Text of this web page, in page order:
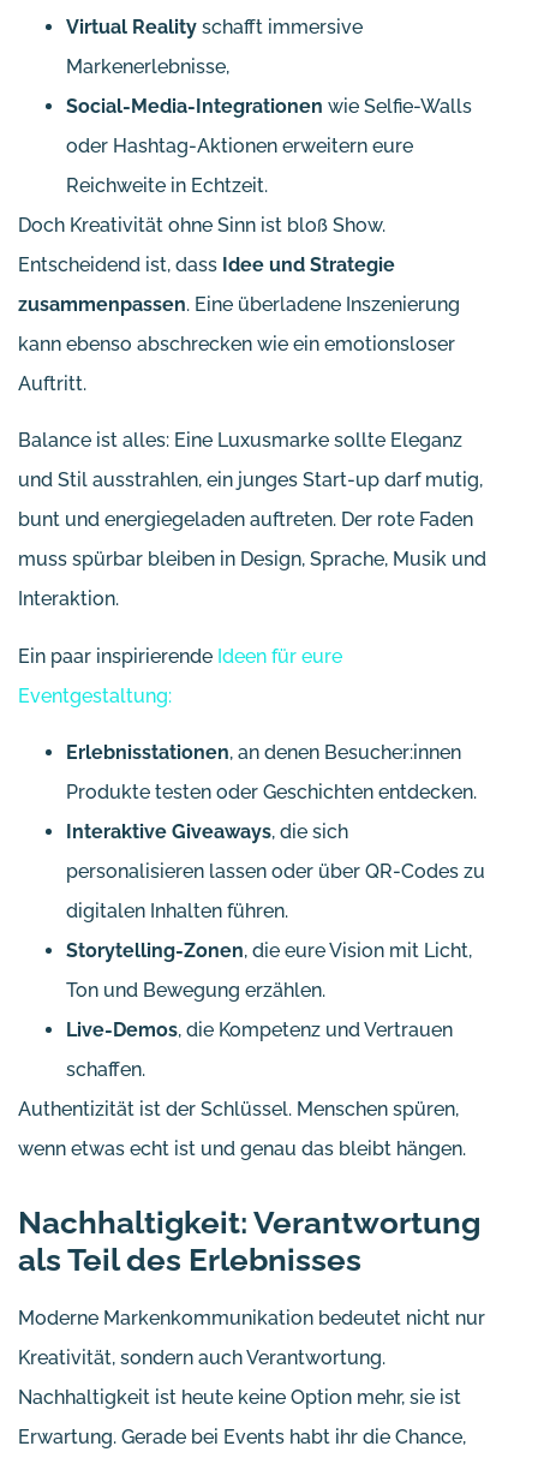
Virtual Reality schafft immersive
Markenerlebnisse,
Social-Media-Integrationen wie Selfie-Walls
oder Hashtag-Aktionen erweitern eure
Reichweite in Echtzeit.
Doch Kreativität ohne Sinn ist bloß Show.
Entscheidend ist, dass Idee und Strategie
zusammenpassen. Eine überladene Inszenierung
kann ebenso abschrecken wie ein emotionsloser
Auftritt.
Balance ist alles: Eine Luxusmarke sollte Eleganz
und Stil ausstrahlen, ein junges Start-up darf mutig,
bunt und energiegeladen auftreten. Der rote Faden
muss spürbar bleiben in Design, Sprache, Musik und
Interaktion.
Ein paar inspirierende Ideen für eure
Eventgestaltung:
Erlebnisstationen, an denen Besucher:innen
Produkte testen oder Geschichten entdecken.
Interaktive Giveaways, die sich
personalisieren lassen oder über QR-Codes zu
digitalen Inhalten führen.
Storytelling-Zonen, die eure Vision mit Licht,
Ton und Bewegung erzählen.
Live-Demos, die Kompetenz und Vertrauen
schaffen.
Authentizität ist der Schlüssel. Menschen spüren,
wenn etwas echt ist und genau das bleibt hängen.
Nachhaltigkeit: Verantwortung
als Teil des Erlebnisses
Moderne Markenkommunikation bedeutet nicht nur
Kreativität, sondern auch Verantwortung.
Nachhaltigkeit ist heute keine Option mehr, sie ist
Erwartung. Gerade bei Events habt ihr die Chance,